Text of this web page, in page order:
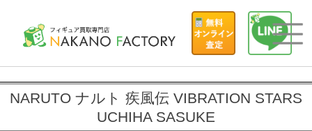
NARUTO ナルト 疾風伝 VIBRATION STARS
UCHIHA SASUKE